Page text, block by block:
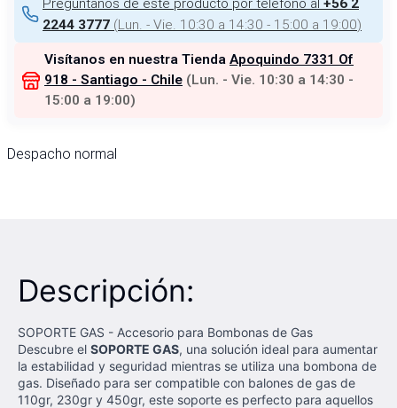
+56 2
2244 3777 (Lun. - Vie. 10:30 a 14:30 - 15:00 a 19:00)
Visítanos en nuestra Tienda Apoquindo 7331 Of
918 - Santiago - Chile (Lun. - Vie. 10:30 a 14:30 -
15:00 a 19:00)
Despacho normal
Descripción:
SOPORTE GAS - Accesorio para Bombonas de Gas
Descubre el SOPORTE GAS, una solución ideal para aumentar
la estabilidad y seguridad mientras se utiliza una bombona de
gas. Diseñado para ser compatible con balones de gas de
110gr, 230gr y 450gr, este soporte es perfecto para aquellos